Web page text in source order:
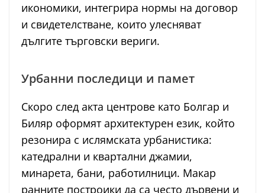
икономики, интегрира нормы на договор
и свидетелстване, които улесняват
дългите търговски вериги.
Урбанни последици и памет
Скоро след акта центрове като Болгар и
Биляр оформят архитектурен език, който
резонира с ислямската урбанистика:
катедрални и квартални джамии,
минарета, бани, работилници. Макар
ранните построики да са често дървени и